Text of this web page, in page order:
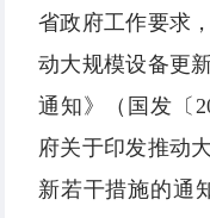
省政府工作要求
动大规模设备更
通知》（国发〔
府关于印发推动
新若干措施的通